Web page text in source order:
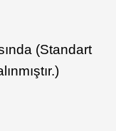
(Standart